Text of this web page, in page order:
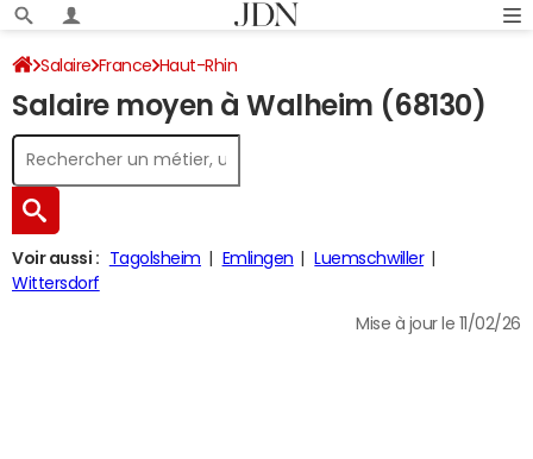
Salaire France Haut-Rhin
Salaire moyen à Walheim (68130)
Voir aussi : Tagolsheim Emlingen
Luemschwiller
Wittersdorf
Mise à jour le 11/02/26